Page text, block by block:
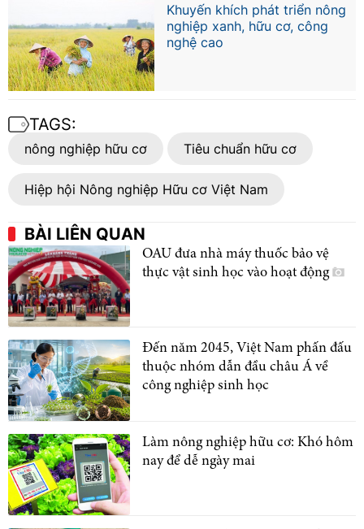
Khuyến khích phát triển nông
nghiệp xanh, hữu cơ, công
nghệ cao
TAGS:
nông nghiệp hữu cơ Tiêu chuẩn hữu cơ
Hiệp hội Nông nghiệp Hữu cơ Việt Nam
BÀI LIÊN QUAN
OAU đưa nhà máy thuốc bảo vệ
thực vật sinh học vào hoạt động
Đến năm 2045, Việt Nam phấn đấu
thuộc nhóm dẫn đầu châu Á về
công nghiệp sinh học
Làm nông nghiệp hữu cơ: Khó hôm
nay để dễ ngày mai